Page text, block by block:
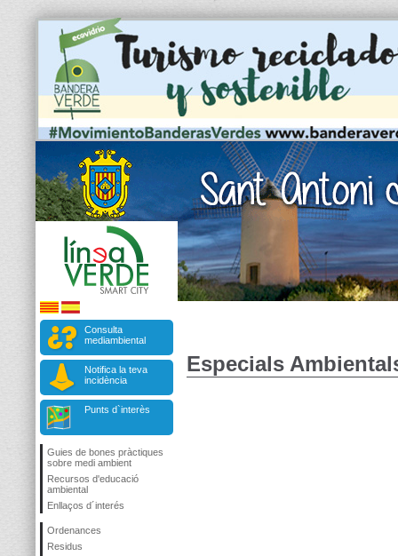
Consulta
mediambiental
Notifica la teva
incidència
Punts d`interès
Guies de bones pràctiques
sobre medi ambient
Recursos d'educació
ambiental
Enllaços d´interés
Ordenances
Residus
Especials